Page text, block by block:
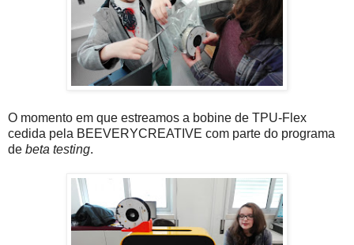
O momento em que estreamos a bobine de TPU-Flex
cedida pela BEEVERYCREATIVE com parte do programa
de beta testing.